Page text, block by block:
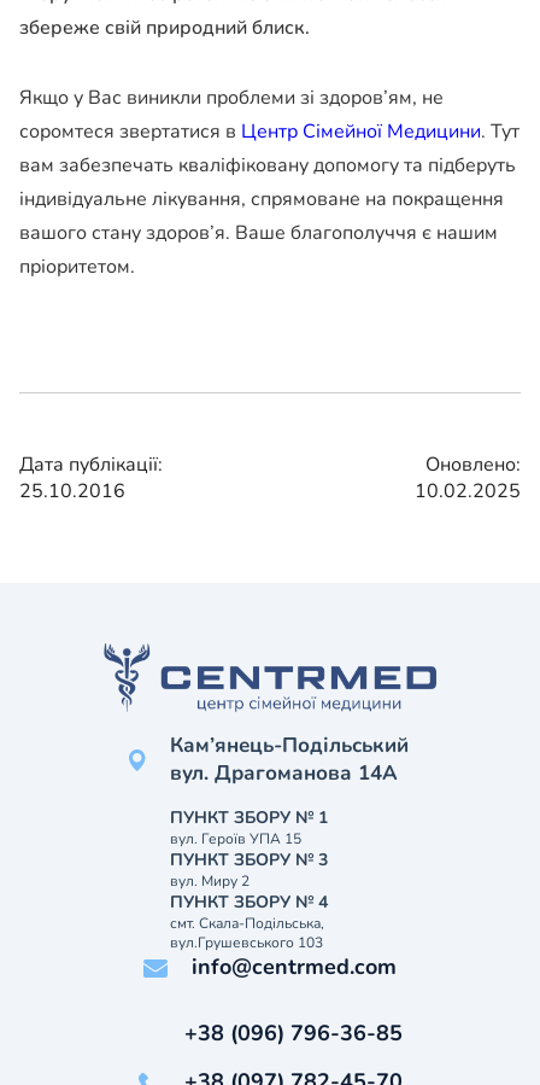
збереже свій природний блиск.
Якщо у Вас виникли проблеми зі здоров’ям, не
соромтеся звертатися в Центр Сімейної Медицини. Тут
вам забезпечать кваліфіковану допомогу та підберуть
індивідуальне лікування, спрямоване на покращення
вашого стану здоров’я. Ваше благополуччя є нашим
пріоритетом.
Дата публікації:
25.10.2016
Оновлено:
10.02.2025
Кам’янець-Подільський
вул. Драгоманова 14А
ПУНКТ ЗБОРУ № 1
вул. Героїв УПА 15
ПУНКТ ЗБОРУ № 3
вул. Миру 2
ПУНКТ ЗБОРУ № 4
смт. Скала-Подільська,
вул.Грушевського 103
info@centrmed.com
+38 (096) 796-36-85